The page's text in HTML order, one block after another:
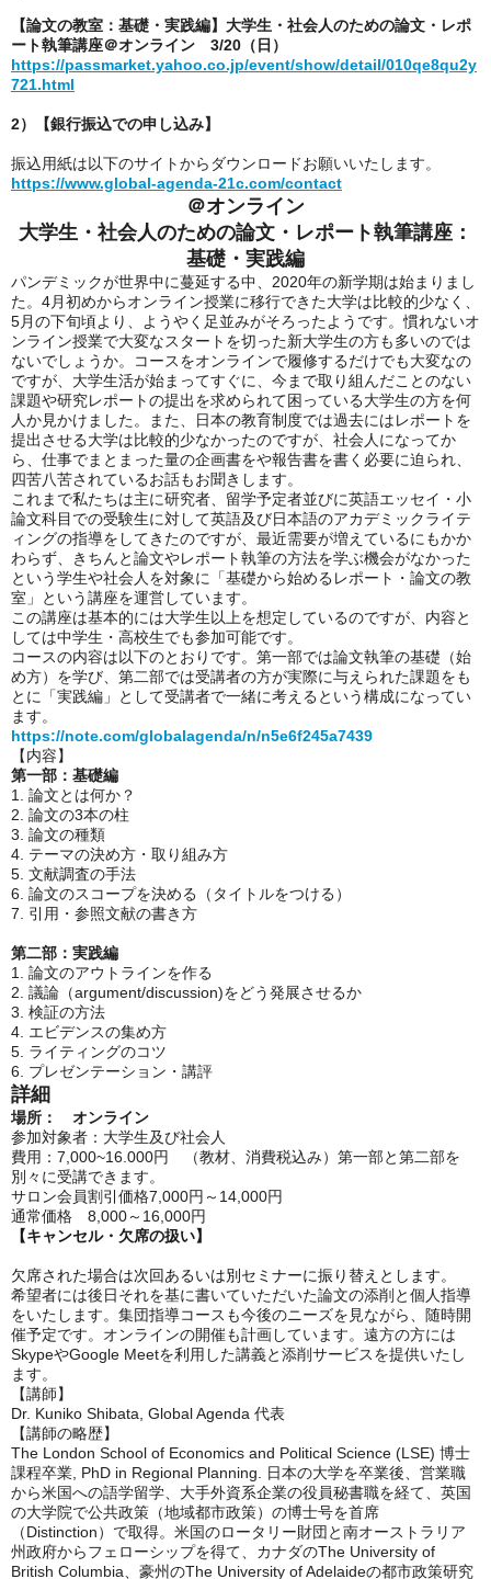
【論文の教室：基礎・実践編】大学生・社会人のための論文・レポ
ート執筆講座＠オンライン　3/20（日）
https://passmarket.yahoo.co.jp/event/show/detail/010qe8qu2y
721.html
2）【銀行振込での申し込み】
振込用紙は以下のサイトからダウンロードお願いいたします。
https://www.global-agenda-21c.com/contact
＠オンライン
大学生・社会人のための論文・レポート執筆講座：
基礎・実践編
パンデミックが世界中に蔓延する中、2020年の新学期は始まりまし
た。4月初めからオンライン授業に移行できた大学は比較的少なく、
5月の下旬頃より、ようやく足並みがそろったようです。慣れないオ
ンライン授業で大変なスタートを切った新大学生の方も多いのでは
ないでしょうか。コースをオンラインで履修するだけでも大変なの
ですが、大学生活が始まってすぐに、今まで取り組んだことのない
課題や研究レポートの提出を求められて困っている大学生の方を何
人か見かけました。また、日本の教育制度では過去にはレポートを
提出させる大学は比較的少なかったのですが、社会人になってか
ら、仕事でまとまった量の企画書をや報告書を書く必要に迫られ、
四苦八苦されているお話もお聞きします。
これまで私たちは主に研究者、留学予定者並びに英語エッセイ・小
論文科目での受験生に対して英語及び日本語のアカデミックライテ
ィングの指導をしてきたのですが、最近需要が増えているにもかか
わらず、きちんと論文やレポート執筆の方法を学ぶ機会がなかった
という学生や社会人を対象に「基礎から始めるレポート・論文の教
室」という講座を運営しています。
この講座は基本的には大学生以上を想定しているのですが、内容と
しては中学生・高校生でも参加可能です。
コースの内容は以下のとおりです。第一部では論文執筆の基礎（始
め方）を学び、第二部では受講者の方が実際に与えられた課題をも
とに「実践編」として受講者で一緒に考えるという構成になってい
ます。
https://note.com/globalagenda/n/n5e6f245a7439
【内容】
第一部：基礎編
1. 論文とは何か？
2. 論文の3本の柱
3. 論文の種類
4. テーマの決め方・取り組み方
5. 文献調査の手法
6. 論文のスコープを決める（タイトルをつける）
7. 引用・参照文献の書き方
第二部：実践編
1. 論文のアウトラインを作る
2. 議論（argument/discussion)をどう発展させるか
3. 検証の方法
4. エビデンスの集め方
5. ライティングのコツ
6. プレゼンテーション・講評
詳細
場所： オンライン
参加対象者：大学生及び社会人
費用：7,000~16.000円 （教材、消費税込み）第一部と第二部を
別々に受講できます。
サロン会員割引価格7,000円～14,000円
通常価格 8,000～16,000円
【キャンセル・欠席の扱い】
欠席された場合は次回あるいは別セミナーに振り替えとします。
希望者には後日それを基に書いていただいた論文の添削と個人指導
をいたします。集団指導コースも今後のニーズを見ながら、随時開
催予定です。オンラインの開催も計画しています。遠方の方には
SkypeやGoogle Meetを利用した講義と添削サービスを提供いたし
ます。
【講師】
Dr. Kuniko Shibata, Global Agenda 代表
【講師の略歴】
The London School of Economics and Political Science (LSE) 博士
課程卒業, PhD in Regional Planning. 日本の大学を卒業後、営業職
から米国への語学留学、大手外資系企業の役員秘書職を経て、英国
の大学院で公共政策（地域都市政策）の博士号を首席
（Distinction）で取得。米国のロータリー財団と南オーストラリア
州政府からフェローシップを得て、カナダのThe University of
British Columbia、豪州のThe University of Adelaideの都市政策研究